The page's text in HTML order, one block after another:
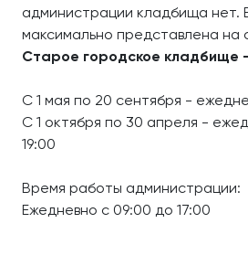
администрации кладбища нет.
максимально представлена на
Старое городское кладбище
С 1 мая по 20 сентября -
С 1 октября по 30 апреля -
19:00
Время работы администрации:
Ежедневно с 09:00 до 17:00